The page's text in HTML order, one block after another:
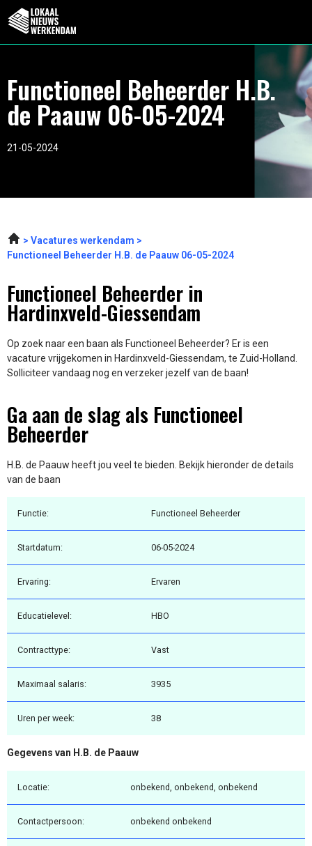
Functioneel Beheerder H.B.
de Paauw 06-05-2024
21-05-2024
Vacatures werkendam
Functioneel Beheerder H.B. de Paauw 06-05-2024
Functioneel Beheerder in
Hardinxveld-Giessendam
Op zoek naar een baan als Functioneel Beheerder? Er is een
vacature vrijgekomen in Hardinxveld-Giessendam, te Zuid-Holland.
Solliciteer vandaag nog en verzeker jezelf van de baan!
Ga aan de slag als Functioneel
Beheerder
H.B. de Paauw heeft jou veel te bieden. Bekijk hieronder de details
van de baan
Functie: Functioneel Beheerder
Startdatum: 06-05-2024
Ervaring: Ervaren
Educatielevel: HBO
Contracttype: Vast
Maximaal salaris: 3935
Uren per week: 38
Gegevens van H.B. de Paauw
Locatie: onbekend, onbekend, onbekend
Contactpersoon: onbekend onbekend